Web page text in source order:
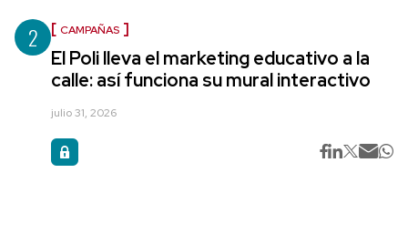
2 CAMPAÑAS
El Poli lleva el marketing educativo a la
calle: así funciona su mural interactivo
julio 31, 2026